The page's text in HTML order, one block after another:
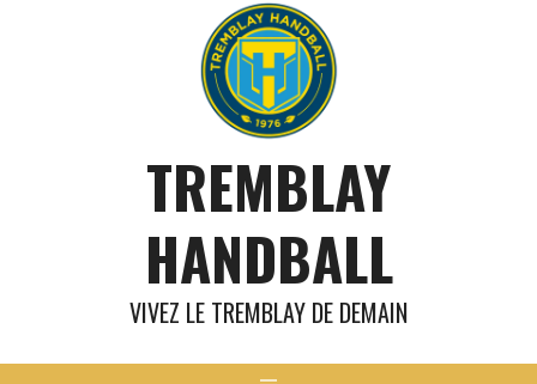
TREMBLAY
HANDBALL
VIVEZ LE TREMBLAY DE DEMAIN